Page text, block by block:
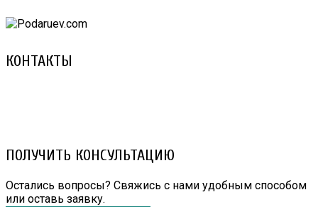
КОНТАКТЫ
ПОЛУЧИТЬ КОНСУЛЬТАЦИЮ
Остались вопросы? Свяжись с нами удобным способом
или оставь заявку.